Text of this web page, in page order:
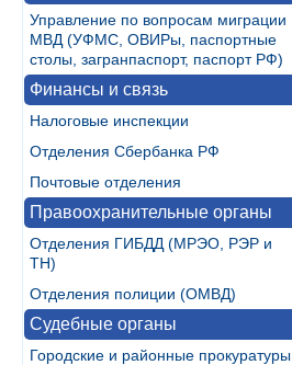
Управление по вопросам миграции
МВД (УФМС, ОВИРы, паспортные
столы, загранпаспорт, паспорт РФ)
Финансы и связь
Налоговые инспекции
Отделения Сбербанка РФ
Почтовые отделения
Правоохранительные органы
Отделения ГИБДД (МРЭО, РЭР и
ТН)
Отделения полиции (ОМВД)
Судебные органы
Городские и районные прокуратуры